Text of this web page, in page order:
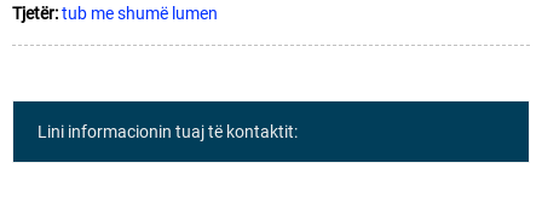
Tjetër:tub me shumë lumen
Lini informacionin tuaj të kontaktit: